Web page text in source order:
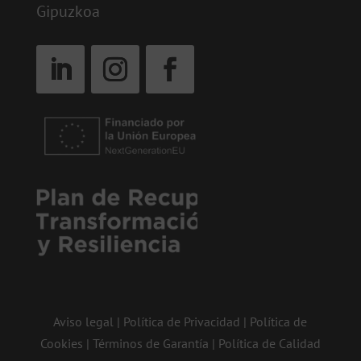
Gipuzkoa
Aviso legal | Política de Privacidad | Política de
Cookies | Términos de Garantía | Política de Calidad